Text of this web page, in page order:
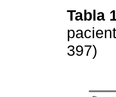
Tabla
397)